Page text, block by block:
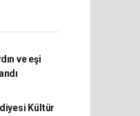
ve eşi
Kültür